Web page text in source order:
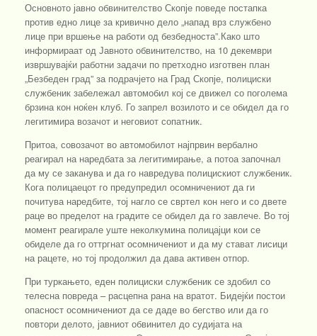
Основното јавно обвинителство Скопје поведе постапка
против едно лице за кривично дело „напад врз службено
лице при вршење на работи од безбедноста”.Како што
информираат од Јавното обвинителство, на 10 декември
извршувајќи работни задачи по претходно изготвен план
„Безбеден град” за подрачјето на Град Скопје, полициски
службеник забележал автомобил кој се движел со поголема
брзина кон ноќен клуб. Го запрел возилото и се обидел да го
легитимира возачот и неговиот сопатник.
Притоа, совозачот во автомобилот најпрвин вербално
реагирал на наредбата за легитимирање, а потоа започнал
да му се заканува и да го навредува полицискиот службеник.
Кога полицаецот го предупредил осомничениот да ги
почитува наредбите, тој нагло се свртел кон него и со двете
раце во пределот на градите се обидел да го завлече. Во тој
момент реагирале уште неколкумина полицајци кои се
обиделе да го оттргнат осомничениот и да му стават лисици
на рацете, но тој продолжил да дава активен отпор.
При туркањето, еден полициски службеник се здобил со
телесна повреда – расцепна рана на вратот. Бидејќи постои
опасност осомничениот да се даде во бегство или да го
повтори делото, јавниот обвинител до судијата на